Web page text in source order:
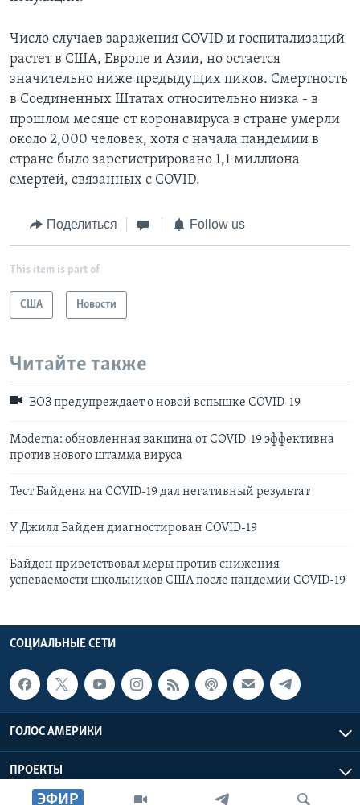
ЭФИР
Число случаев заражения COVID и госпитализаций
растет в США, Европе и Азии, но остается
значительно ниже предыдущих пиков. Смертность
в Соединенных Штатах относительно низка - в
прошлом месяце от коронавируса в стране умерли
около 2,000 человек, хотя с начала пандемии в
стране было зарегистрировано 1,1 миллиона
смертей, связанных с COVID.
Поделиться Follow us
This item is part of
США Новости
Читайте также
ВОЗ предупреждает о новой вспышке COVID-19
Moderna: обновленная вакцина от COVID-19 эффективна
против нового штамма вируса
Тест Байдена на COVID-19 дал негативный результат
У Джилл Байден диагностирован COVID-19
Байден приветствовал меры против снижения
успеваемости школьников США после пандемии COVID-19
СОЦИАЛЬНЫЕ СЕТИ
ГОЛОС АМЕРИКИ
ПРОЕКТЫ